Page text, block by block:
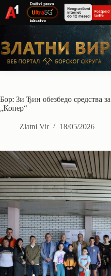
content
Бор: Зи Ђин обезбедо средства
„Копер“
Zlatni Vir 18/05/2026